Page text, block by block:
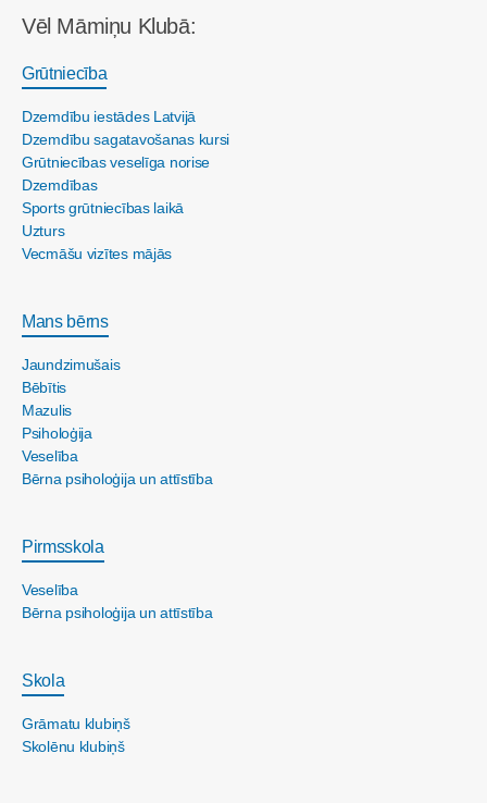
Vēl Māmiņu Klubā:
Grūtniecība
Dzemdību iestādes Latvijā
Dzemdību sagatavošanas kursi
Grūtniecības veselīga norise
Dzemdības
Sports grūtniecības laikā
Uzturs
Vecmāšu vizītes mājās
Mans bērns
Jaundzimušais
Bēbītis
Mazulis
Psiholoģija
Veselība
Bērna psiholoģija un attīstība
Pirmsskola
Veselība
Bērna psiholoģija un attīstība
Skola
Grāmatu klubiņš
Skolēnu klubiņš